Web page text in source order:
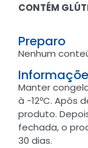
CONTÉM
Preparo
Nenhum
Manter
à -12ºC. Após
produto.
fechada, o
30 dias.